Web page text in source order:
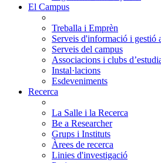
El Campus
Treballa i Emprèn
Serveis d'informació i gestió
Serveis del campus
Associacions i clubs
Instal·lacions
Esdeveniments
Recerca
La Salle i la Recerca
Be a Researcher
Grups i Instituts
Àrees de recerca
Linies d'investigació